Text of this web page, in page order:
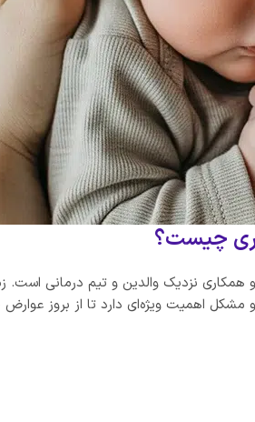
چیست؟
همکاری نزدیک والدین و تیم درمانی است.
اهمیت ویژه‌ای دارد تا از بروز